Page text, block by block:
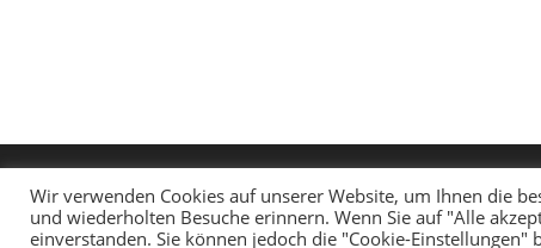
Wir verwenden Cookies auf unserer Website, um Ihnen die
und wiederholten Besuche erinnern. Wenn Sie auf "Alle
einverstanden. Sie können jedoch die "Cookie-